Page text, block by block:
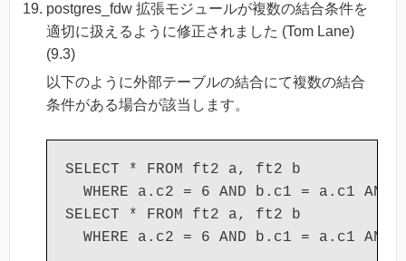
postgres_fdw 拡張モジュールが複数の結合条件を
適切に扱えるように修正されました (Tom Lane)
(9.3)
以下のように外部テーブルの結合にて複数の結合
条件がある場合が該当します。
SELECT * FROM ft2 a, ft2 b
WHERE a.c2 = 6 AND b.c1 = a.c1 AND
SELECT * FROM ft2 a, ft2 b